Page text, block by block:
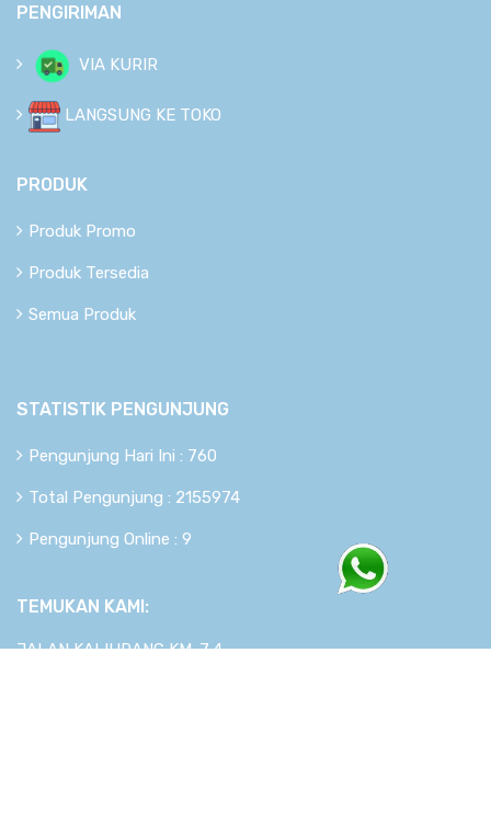
PENGIRIMAN
VIA KURIR
LANGSUNG KE TOKO
PRODUK
Produk Promo
Produk Tersedia
Semua Produk
STATISTIK PENGUNJUNG
Pengunjung Hari Ini : 760
Total Pengunjung : 2155974
Pengunjung Online : 9
TEMUKAN KAMI:
JALAN KALIURANG KM. 7,4